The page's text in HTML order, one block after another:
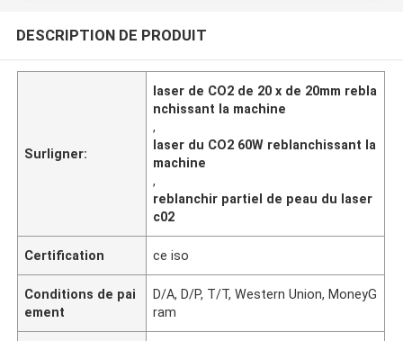
DESCRIPTION DE PRODUIT
Surligner:
laser de CO2 de 20 x de 20mm rebla
nchissant la machine
,
laser du CO2 60W reblanchissant la
machine
,
reblanchir partiel de peau du laser
c02
Certification ce iso
Conditions de pai
ement
D/A, D/P, T/T, Western Union, MoneyG
ram